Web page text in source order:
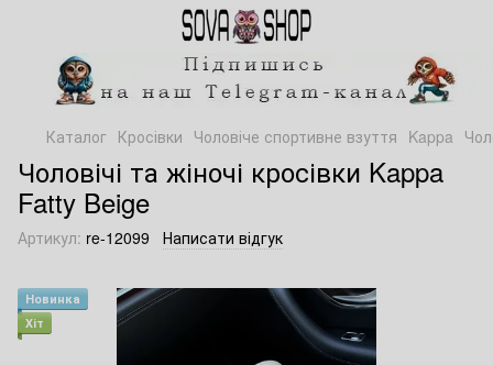
Каталог Кросівки Чоловіче спортивне взуття Kappa
Чоловічі та жіночі кросівки Kappa
Fatty Beige
Артикул: re-12099 Написати відгук
Новинка
Хіт